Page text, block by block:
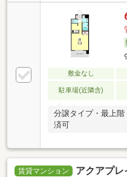
敷金なし
駐車場(近隣含)
分譲タイプ・最上
済可
賃貸マンション アクアプレ